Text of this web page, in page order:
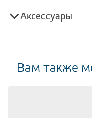
Аксессуары
Вам также